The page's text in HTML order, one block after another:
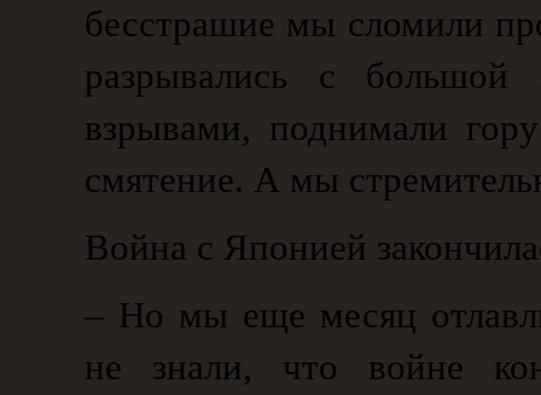
бесстрашие мы сломили
разрывались с
взрывами, поднимали
смятение. А мы
Война с Японией
– Но мы еще месяц
не знали, что войне